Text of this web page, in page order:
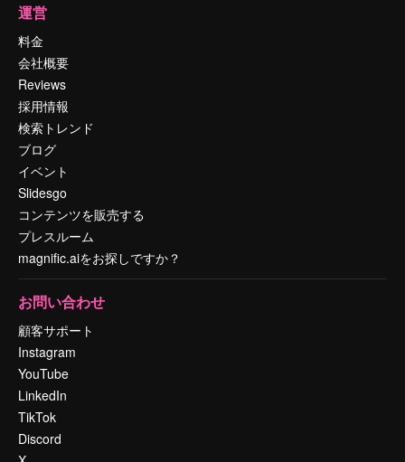
運営
料金
会社概要
Reviews
採用情報
検索トレンド
ブログ
イベント
Slidesgo
コンテンツを販売する
プレスルーム
magnific.aiをお探しですか？
お問い合わせ
顧客サポート
Instagram
YouTube
LinkedIn
TikTok
Discord